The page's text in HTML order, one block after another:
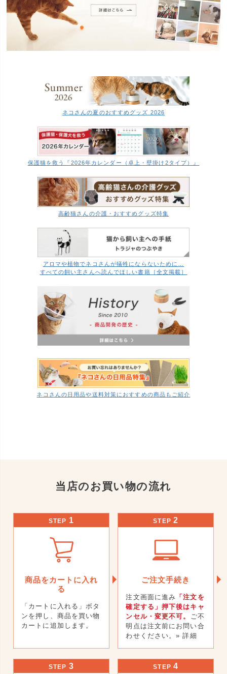
ネコさんの夏のおすすめグッズ 2026
保護猫を救う『2026年カレンダー（卓上・壁掛け2タイプ）』
高齢猫さんの介護・おすすめグッズ特集
アロマや植物でネコさんが犠牲にならないために…
すべての飼い主さんへ読んでほしい書籍［全文掲載］
ネコさんの日用品や送料対策におすすめの商品もご紹介
当店のお買い物の流れ
STEP 1
商品をカートに入れ
る
「カートに入れる」ボタ
ンを押し、商品を買い物
カートに追加します。
STEP 2
ご注文手続き
注文画面に進み 「注文を
確定する」押下後はキャ
ンセル・変更不可。
ご不
明点は注文前にお問い合
わせください。» 詳細
STEP 3 STEP 4